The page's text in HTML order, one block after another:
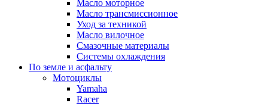
Масло моторное
Масло трансмиссионное
Уход за техникой
Масло вилочное
Смазочные материалы
Системы охлаждения
По земле и асфальту
Мотоциклы
Yamaha
Racer